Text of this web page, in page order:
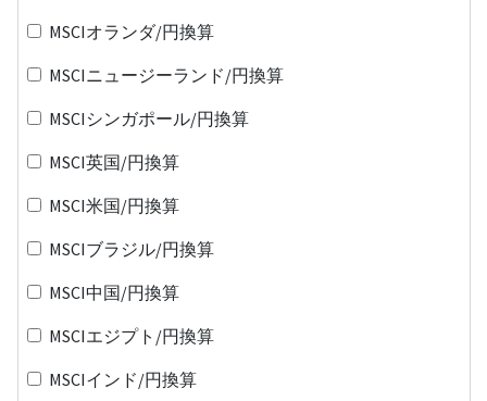
MSCIオランダ/円換算
MSCIニュージーランド/円換算
MSCIシンガポール/円換算
MSCI英国/円換算
MSCI米国/円換算
MSCIブラジル/円換算
MSCI中国/円換算
MSCIエジプト/円換算
MSCIインド/円換算